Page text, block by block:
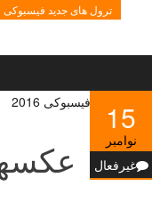
ترول های جدید فیسبوکی
15
نوامبر
غیرفعال